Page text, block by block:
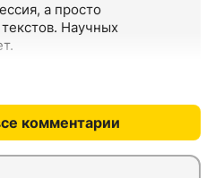
а просто
Научных
комментарии